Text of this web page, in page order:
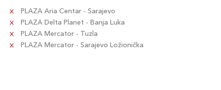
PLAZA Aria Centar - Sarajevo
PLAZA Delta Planet - Banja Luka
PLAZA Mercator - Tuzla
PLAZA Mercator - Sarajevo Ložionička